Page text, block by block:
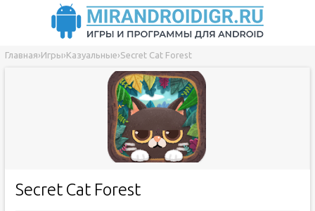
Главная›Игры›Казуальные›Secret Cat Forest
Secret Cat Forest